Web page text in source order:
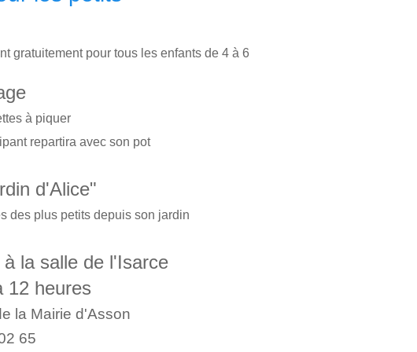
gratuitement pour tous les enfants de 4 à 6
à piquer
repartira avec son pot
d'Alice"
des plus petits depuis son jardin
la salle de l'Isarce
12 heures
la Mairie d'Asson
65